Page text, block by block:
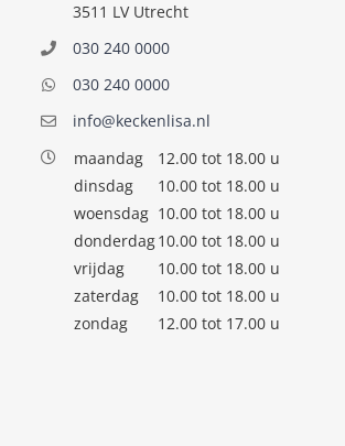
3511 LV Utrecht
030 240 0000
030 240 0000
info@keckenlisa.nl
maandag
12.00 tot 18.00 u
dinsdag
10.00 tot 18.00 u
woensdag 10.00 tot 18.00 u
donderdag10.00 tot 18.00 u
vrijdag
10.00 tot 18.00 u
zaterdag
10.00 tot 18.00 u
zondag
12.00 tot 17.00 u